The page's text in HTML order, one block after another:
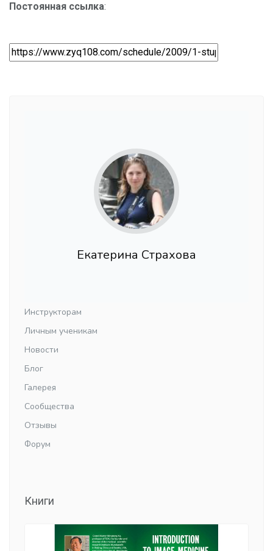
Постоянная ссылка:
Екатерина Страхова
Инструкторам
Личным ученикам
Новости
Блог
Галерея
Сообщества
Отзывы
Форум
Книги